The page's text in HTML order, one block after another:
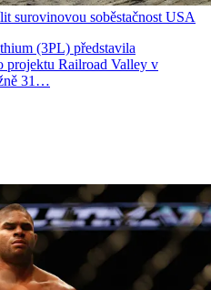
surovinovou soběstačnost USA
(3PL) představila
projektu Railroad Valley v
31…